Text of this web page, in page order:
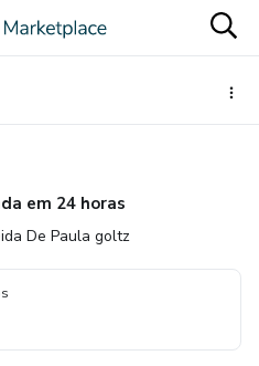
em 24 horas
De Paula goltz